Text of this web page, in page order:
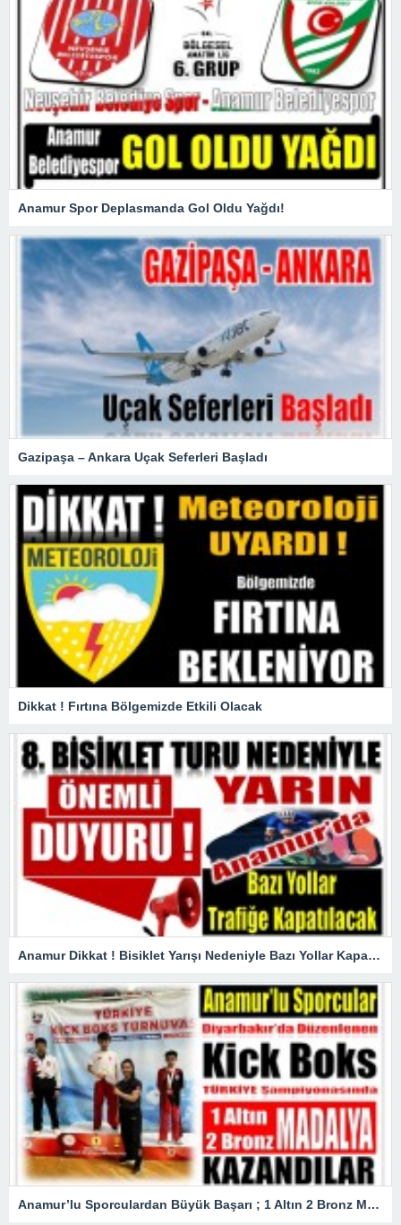
Anamur Spor Deplasmanda Gol Oldu Yağdı!
Gazipaşa – Ankara Uçak Seferleri Başladı
Dikkat ! Fırtına Bölgemizde Etkili Olacak
Anamur Dikkat ! Bisiklet Yarışı Nedeniyle Bazı Yollar Kapanacak
Anamur’lu Sporculardan Büyük Başarı ; 1 Altın 2 Bronz Madalya Kazandılar